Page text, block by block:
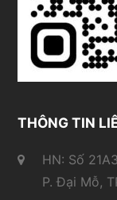
THÔNG TIN
HN: Số
P. Đại Mỗ,